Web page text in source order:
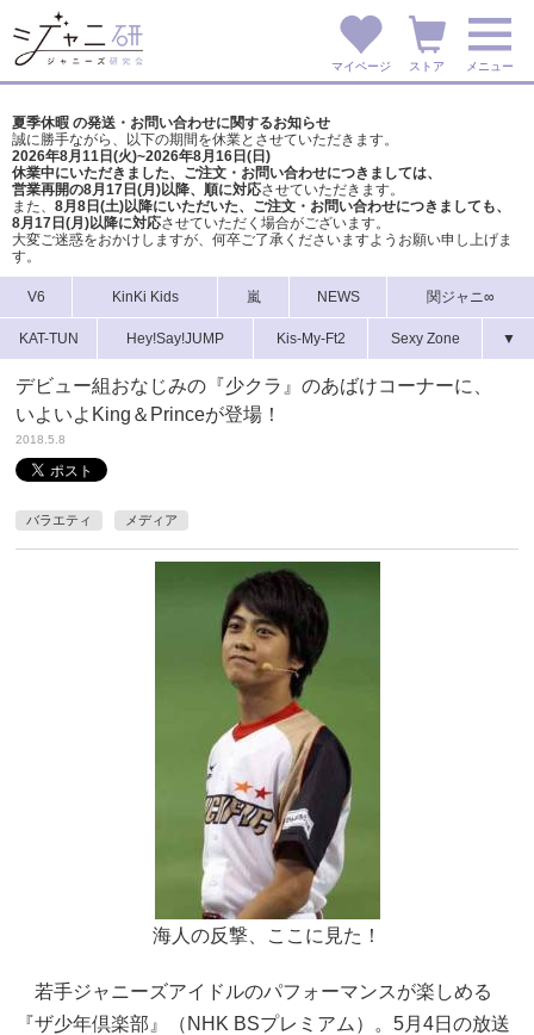
マイページ ストア メニュー
夏季休暇 の発送・お問い合わせに関するお知らせ
誠に勝手ながら、以下の期間を休業とさせていただきます。
2026年8月11日(火)~2026年8月16日(日)
休業中にいただきました、ご注文・お問い合わせにつきましては、
営業再開の8月17日(月)以降、順に対応させていただきます。
また、 8月8日(土)以降にいただいた、ご注文・ お問い合わせにつきましても、
8月17日(月)以降に対応させていただく場合がございます。
大変ご迷惑をおかけしますが、 何卒ご了承くださいますようお願い申し上げま
す。
V6 KinKi Kids 嵐 NEWS 関ジャニ∞
KAT-TUN Hey!Say!JUMP Kis-My-Ft2 Sexy Zone ▼
デビュー組おなじみの『少クラ』のあばけコーナーに、
いよいよKing＆Princeが登場！
2018.5.8
バラエティ メディア
海人の反撃、ここに見た！
若手ジャニーズアイドルのパフォーマンスが楽しめる
『ザ少年倶楽部』（NHK BSプレミアム）。5月4日の放送